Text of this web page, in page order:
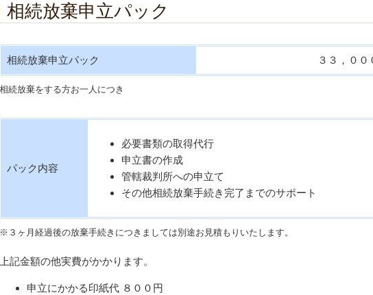
相続放棄申立パック
相続放棄申立パック ３３，００
相続放棄をする方お一人につき
パック内容
必要書類の取得代行
申立書の作成
管轄裁判所への申立て
その他相続放棄手続き完了までのサポート
※３ヶ月経過後の放棄手続きにつきましては別途お見積もりいたします。
上記金額の他実費がかかります。
申立にかかる印紙代 ８００円